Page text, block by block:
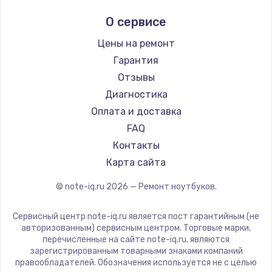
2000 руб.
Заказать
Замена петель крышки
1500 руб.
Заказать
Заказать
Ремонт петель крышки ноутбука
1090 руб.
Ремонт ноутбуков Ardor
Ремонт ноутбуков Predator
Ремонт ноутбуков iru
Ремонт ноутбуков Machenike
Ремонт ноутбуков DEXP
Ремонт ноутбуков Teclast
Ремонт ноутбуков CHUWI
Ремонт ноутбуков Colorful
Alienware
Aquarius
Gigabyte
Aorus
Maibenben
Getac
Epson
Philips
LG
Thunderobot
Hasee
ZTE
Hiper
О сервисе
Цены на ремонт
Гарантия
Отзывы
Диагностика
Оплата и доставка
FAQ
Контакты
Карта сайта
© note-iq.ru 2026 — Ремонт ноутбуков.
Сервисный центр note-iq.ru является пост гарантийным (не
авторизованным) сервисным центром. Торговые марки,
перечисленные на сайте note-iq.ru, являются
зарегистрированным товарными знаками компаний
правообладателей. Обозначения используется не с целью